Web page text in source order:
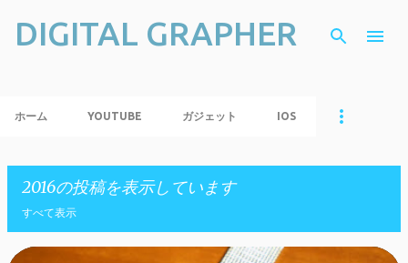
スキップしてメイン コンテンツに移動
DIGITAL GRAPHER
ホーム YOUTUBE ガジェット IOS
2016の投稿を表示しています
すべて表示